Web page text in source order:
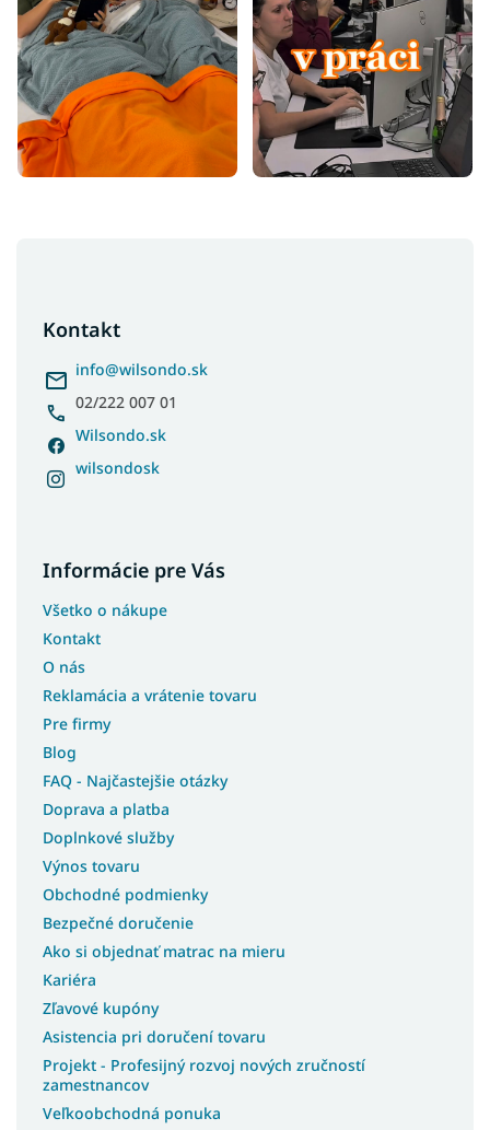
Kontakt
info@wilsondo.sk
02/222 007 01
Wilsondo.sk
wilsondosk
Informácie pre Vás
Všetko o nákupe
Kontakt
O nás
Reklamácia a vrátenie tovaru
Pre firmy
Blog
FAQ - Najčastejšie otázky
Doprava a platba
Doplnkové služby
Výnos tovaru
Obchodné podmienky
Bezpečné doručenie
Ako si objednať matrac na mieru
Kariéra
Zľavové kupóny
Asistencia pri doručení tovaru
Projekt - Profesijný rozvoj nových zručností
zamestnancov
Veľkoobchodná ponuka